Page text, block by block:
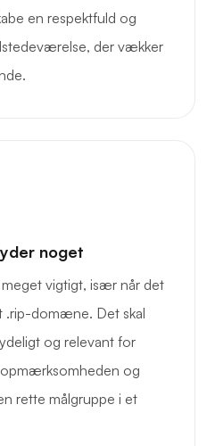
en respektfuld og
der vækker
noget
vigtigt, især når det
.rip-domæne. Det skal
og relevant for
og
rette målgruppe i et